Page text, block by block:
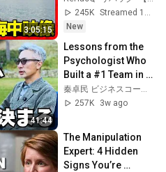
【健康新常識】
3:05:15
【ReHacQ高橋弘
樹・須賀川拓・今野
忍】
245K
Streamed 1d ago
New
41:44
Lessons from the
Psychologist Who
Built a #1 Team in
the US: Why
Successful People
秦卓民 ビジネスコーチch
257K
3w ago
The Manipulation
Expert: 4 Hidden
Signs You’re